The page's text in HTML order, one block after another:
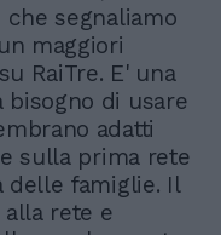
che segnaliamo
maggiori
RaiTre. E' una
bisogno di usare
adatti
sulla prima rete
delle famiglie. Il
rete e